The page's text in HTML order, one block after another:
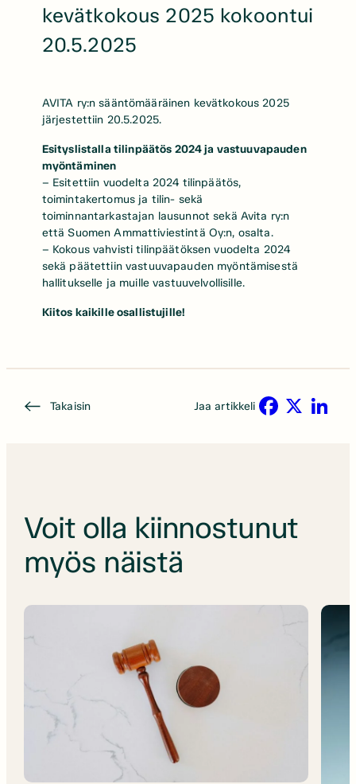
kevätkokous 2025 kokoontui
20.5.2025
AVITA ry:n sääntömääräinen kevätkokous 2025
järjestettiin 20.5.2025.
Esityslistalla tilinpäätös 2024 ja vastuuvapauden
myöntäminen
– Esitettiin vuodelta 2024 tilinpäätös,
toimintakertomus ja tilin- sekä
toiminnantarkastajan lausunnot sekä Avita ry:n
että Suomen Ammattiviestintä Oy:n, osalta.
– Kokous vahvisti tilinpäätöksen vuodelta 2024
sekä päätettiin vastuuvapauden myöntämisestä
hallitukselle ja muille vastuuvelvollisille.
Kiitos kaikille osallistujille!
Takaisin
Jaa artikkeli
Voit olla kiinnostunut
myös näistä